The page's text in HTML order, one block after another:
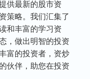
供最新的股市资
策略。我们汇集了
和丰富的学习资
，做出明智的投资
富的投资者，资炒
伙伴，助您在投资